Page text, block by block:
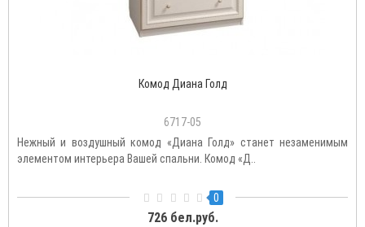
Комод Диана Голд
6717-05
Нежный и воздушный комод «Диана Голд» станет незаменимым
элементом интерьера Вашей спальни. Комод «Д..
0
726 бел.руб.